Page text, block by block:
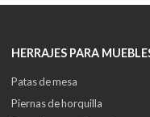
HERRAJES PARA
Patas de mesa
Piernas de horquilla